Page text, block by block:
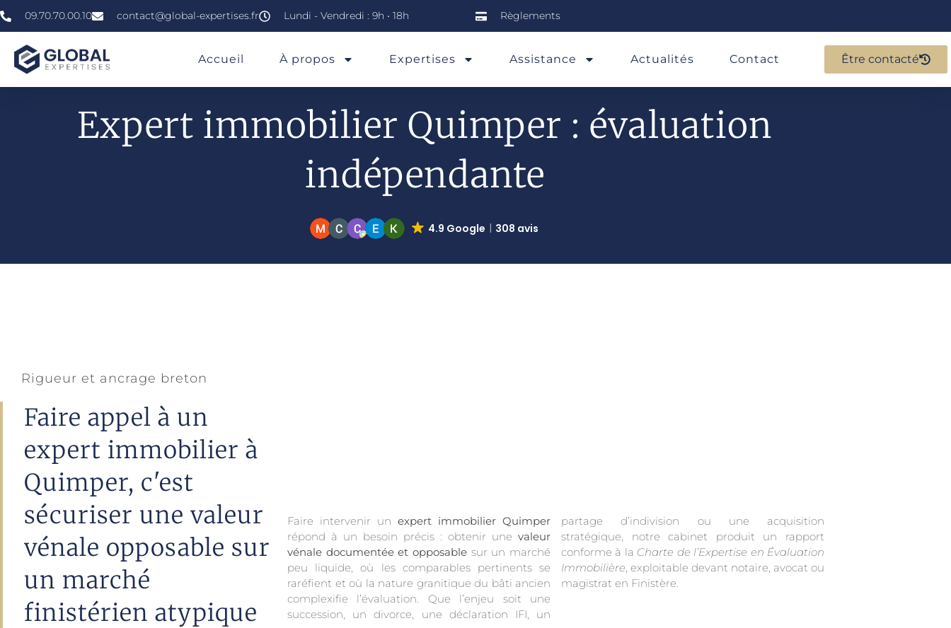
09.70.70.00.10 contact@global-expertises.fr Lundi - Vendredi : 9h • 18h Règlements
Accueil À propos Expertises Assistance Actualités Contact Être contacté
Expert immobilier Quimper : évaluation
indépendante
»»»Expertise Immobilière À Quimper
4.9 Google 308 avis
Rigueur et ancrage breton
Faire appel à un
expert immobilier à
Quimper, c'est
sécuriser une valeur
vénale opposable sur
un marché
finistérien atypique
Faire intervenir un expert immobilier Quimper
répond à un besoin précis : obtenir une valeur
vénale documentée et opposable sur un marché
peu liquide, où les comparables pertinents se
raréfient et où la nature granitique du bâti ancien
complexifie l’évaluation. Que l’enjeu soit une
succession, un divorce, une déclaration IFI, un
partage d’indivision ou une acquisition
stratégique, notre cabinet produit un rapport
conforme à la Charte de l’Expertise en Évaluation
Immobilière, exploitable devant notaire, avocat ou
magistrat en Finistère.